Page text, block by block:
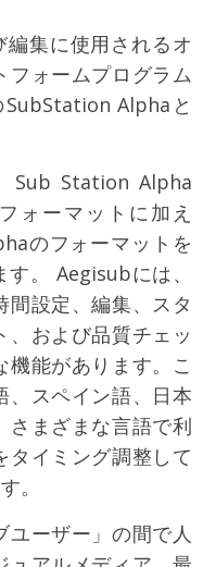
集に使用されるオ
フォームプログラム
Alphaと
Station Alpha
ォーマットに加え
のフォーマットを
。 Aegisubには、
間設定、編集、スタ
、および品質チェッ
機能があります。こ
、スペイン語、日本
さまざまな言語で利
タイミング調整して
。
ーザー」の間で人